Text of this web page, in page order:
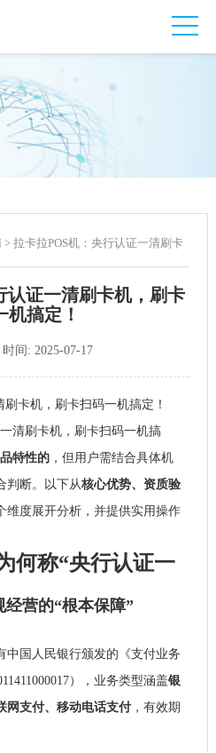
> 拉卡拉POS机：央行认证一清刷卡
认证一清刷卡机，刷卡
机搞定！
间: 2025-07-17
卡机，刷卡扫码一机搞定！
清刷卡机，刷卡扫码一机搞
特性的，但用户需结合具体机
判断。以下从核心优势、资质验
维度展开分析，并提供实用操作
何称“央行认证一
经营的“根本保障”
中国人民银行颁发的《支付业务
），业务类型涵盖银
网支付、移动电话支付，有效期